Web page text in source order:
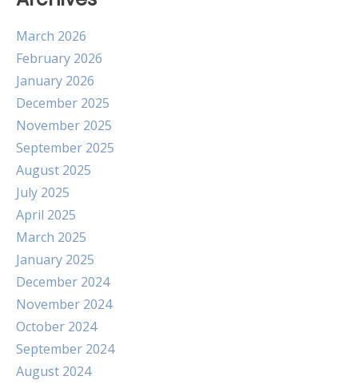
March 2026
February 2026
January 2026
December 2025
November 2025
September 2025
August 2025
July 2025
April 2025
March 2025
January 2025
December 2024
November 2024
October 2024
September 2024
August 2024